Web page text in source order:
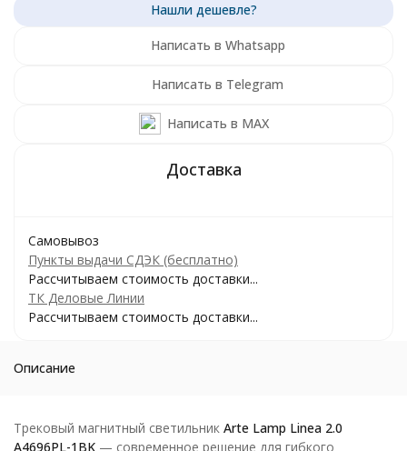
Написать в Whatsapp
Написать в Telegram
Написать в MAX
Самовывоз
Пункты выдачи СДЭК (бесплатно)
Рассчитываем стоимость доставки...
ТК Деловые Линии
Рассчитываем стоимость доставки...
Описание
Трековый магнитный светильник Arte Lamp Linea 2.0
A4696PL-1BK — современное решение для гибкого